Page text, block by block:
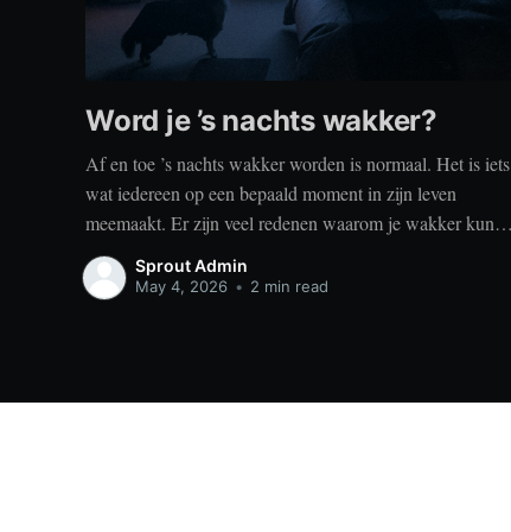
Word je ’s nachts wakker?
Af en toe ’s nachts wakker worden is normaal. Het is iets
wat iedereen op een bepaald moment in zijn leven
meemaakt. Er zijn veel redenen waarom je wakker kunt
worden, zoals stress, naar het toilet moeten, je omgeving
of medische aandoeningen die je slaap beïnvloeden. Dit
Sprout Admin
May 4, 2026 • 2 min read